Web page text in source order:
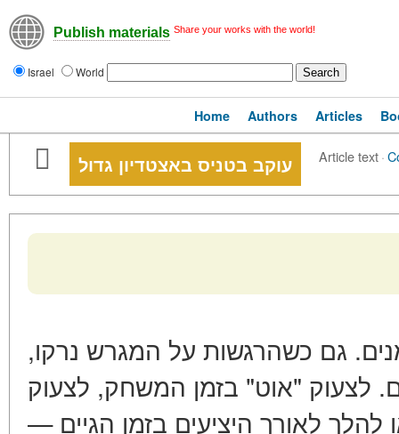
Publish materials Share your works with the world!
Israel World
Home Authors Articles
עוקב בטניס באצטדיון גדול Article text·
גם כשהרגשות על המגרש נרקו,
לצעוק "אוט" בזמן המשחק, לצעוק
לאורך היציעים בזמן הגיים —